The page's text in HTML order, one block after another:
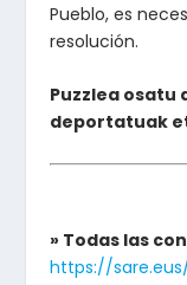
Pueblo, es
resolución.
Puzzlea osatu
deportatuak
» Todas las
https://